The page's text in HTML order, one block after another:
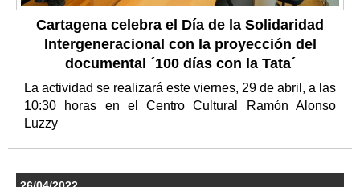
Cartagena celebra el Día de la Solidaridad
Intergeneracional con la proyección del
documental ´100 días con la Tata´
La actividad se realizará este viernes, 29 de abril, a las
10:30 horas en el Centro Cultural Ramón Alonso
Luzzy